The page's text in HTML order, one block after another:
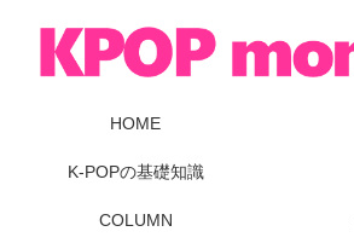
HOME
K-POPの基礎知識
COLUMN